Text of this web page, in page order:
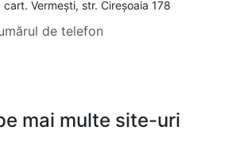
Vermești, str. Cireșoaia 178
de telefon
mai multe site-uri